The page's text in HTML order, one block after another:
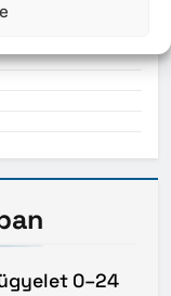
0–24